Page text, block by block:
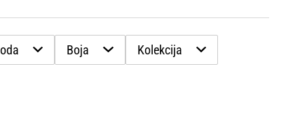
Boja
Kolekcija